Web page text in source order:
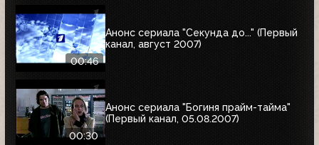
00:46
Анонс сериала "Секунда до..." (Первый
канал, август 2007)
00:30
Анонс сериала "Богиня прайм-тайма"
(Первый канал, 05.08.2007)